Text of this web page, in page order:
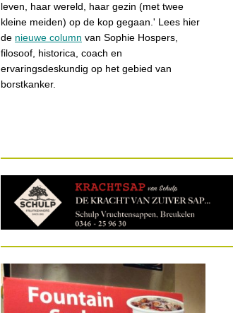
leven, haar wereld, haar gezin (met twee
kleine meiden) op de kop gegaan.' Lees hier
de nieuwe column van Sophie Hospers,
filosoof, historica, coach en
ervaringsdeskundig op het gebied van
borstkanker.